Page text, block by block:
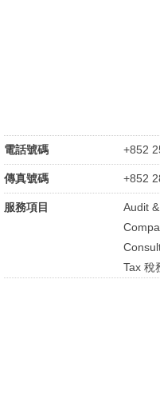
電話號碼 +852
傳真號碼 +852
服務項目
Audit
Tax 稅